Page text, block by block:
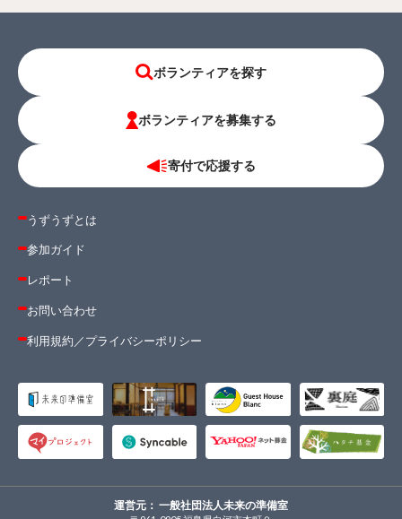
ボランティアを探す
ボランティアを募集する
寄付で応援する
うずうずとは
参加ガイド
レポート
お問い合わせ
利用規約 ／プライバシーポリシー
運営元： 一般社団法人未来の準備室